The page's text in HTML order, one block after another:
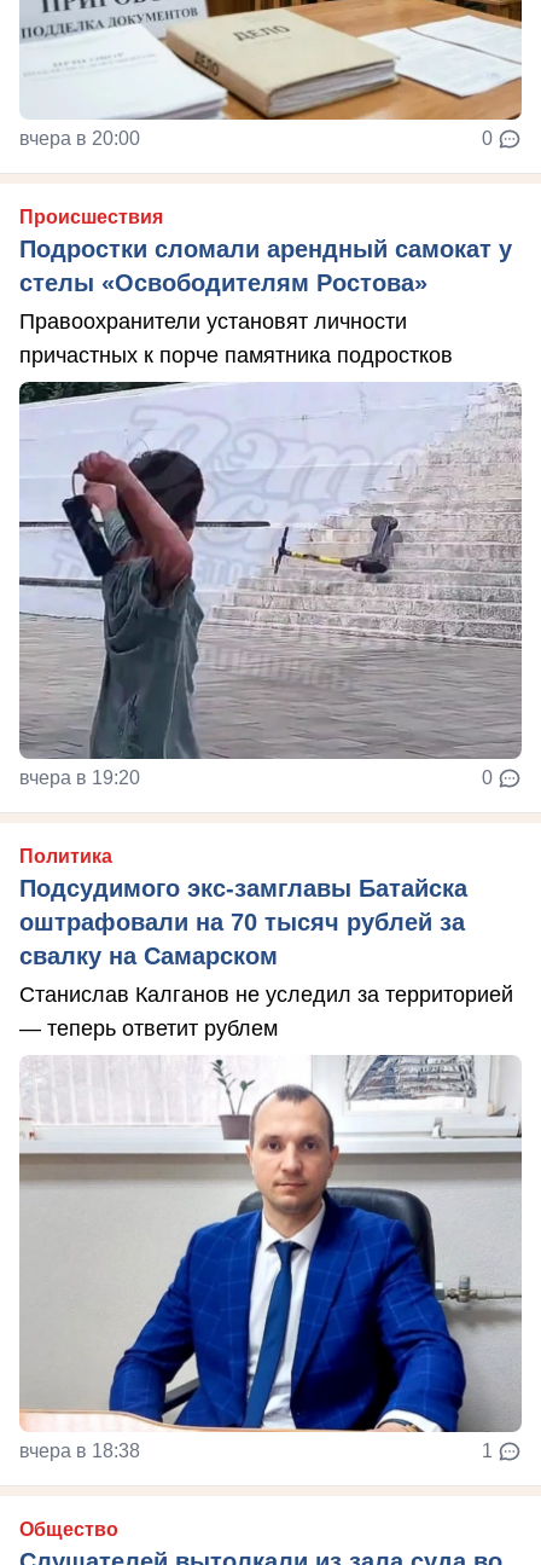
вчера в 20:00 0
Происшествия
Подростки сломали арендный самокат у
стелы «Освободителям Ростова»
Правоохранители установят личности
причастных к порче памятника подростков
вчера в 19:20 0
Политика
Подсудимого экс-замглавы Батайска
оштрафовали на 70 тысяч рублей за
свалку на Самарском
Станислав Калганов не уследил за территорией
— теперь ответит рублем
вчера в 18:38 1
Общество